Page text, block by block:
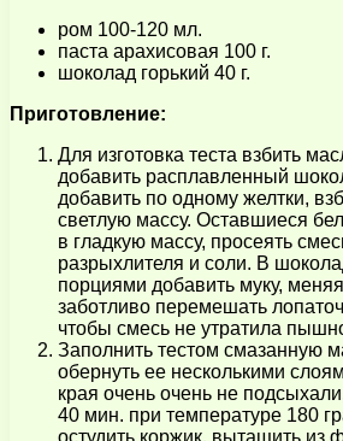
ром 100-120 мл.
паста арахисовая 100 г.
шоколад горький 40 г.
Приготовление:
Для изготовка теста взбить
добавить расплавленный
добавить по одному желтки,
светлую массу. Оставшиеся
в гладкую массу, просеять
разрыхлителя и соли. В
порциями добавить муку,
заботливо перемешать
чтобы смесь не утратила
Заполнить тестом смазанную
обернуть ее несколькими
края очень очень не
40 мин. при температуре 180
остудить коржик, вытащить из